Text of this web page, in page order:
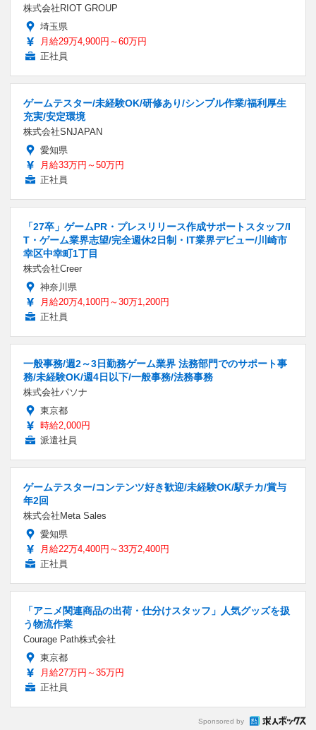
株式会社RIOT GROUP
埼玉県
月給29万4,900円～60万円
正社員
ゲームテスター/未経験OK/研修あり/シンプル作業/福利厚生
充実/安定環境
株式会社SNJAPAN
愛知県
月給33万円～50万円
正社員
「27卒」ゲームPR・プレスリリース作成サポートスタッフ/I
T・ゲーム業界志望/完全週休2日制・IT業界デビュー/川崎市
幸区中幸町1丁目
株式会社Creer
神奈川県
月給20万4,100円～30万1,200円
正社員
一般事務/週2～3日勤務ゲーム業界 法務部門でのサポート事
務/未経験OK/週4日以下/一般事務/法務事務
株式会社パソナ
東京都
時給2,000円
派遣社員
ゲームテスター/コンテンツ好き歓迎/未経験OK/駅チカ/賞与
年2回
株式会社Meta Sales
愛知県
月給22万4,400円～33万2,400円
正社員
「アニメ関連商品の出荷・仕分けスタッフ」人気グッズを扱
う物流作業
Courage Path株式会社
東京都
月給27万円～35万円
正社員
Sponsored by